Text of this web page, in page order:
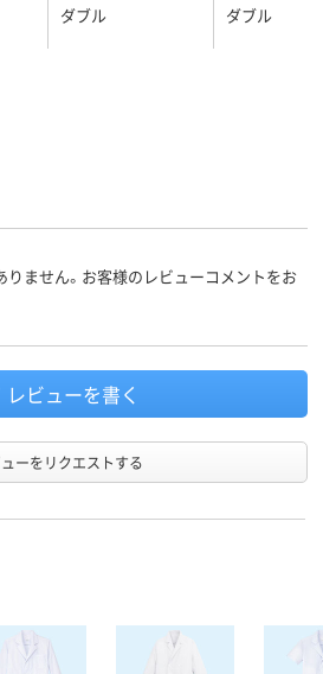
ダブル ダブル
ません。お客様のレビューコメントをお
レビューを書く
ーをリクエストする